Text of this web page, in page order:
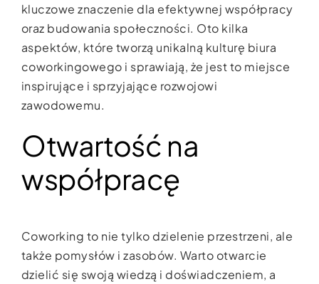
kluczowe znaczenie dla efektywnej współpracy
oraz budowania społeczności. Oto kilka
aspektów, które tworzą unikalną kulturę biura
coworkingowego i sprawiają, że jest to miejsce
inspirujące i sprzyjające rozwojowi
zawodowemu.
Otwartość na
współpracę
Coworking to nie tylko dzielenie przestrzeni, ale
także pomysłów i zasobów. Warto otwarcie
dzielić się swoją wiedzą i doświadczeniem, a